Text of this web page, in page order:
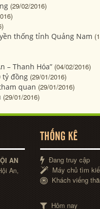
(29/02/2016)
thống tỉnh Quảng Nam
– Thanh Hóa” (04/02/2016)
tỷ đồng (29/01/2016)
quan (29/01/2016)
(29/01/2016)
AN
An,
THỐNG KÊ
Đang truy cập
Máy chủ tìm
Khách viếng
Hôm nay